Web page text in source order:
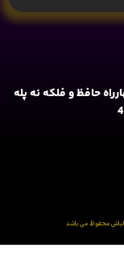
حافظ و فلکه نه پله
محفوظ می باشد